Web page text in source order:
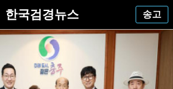
한국검경뉴스 송고